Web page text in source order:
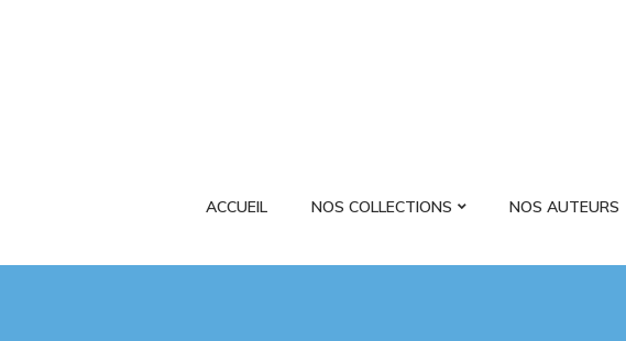
ACCUEIL NOS COLLECTIONS NOS AUTEURS